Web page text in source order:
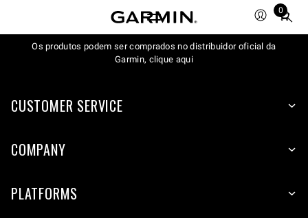
0
Total
items
in
Os produtos podem ser comprados no distribuidor oficial da
Garmin, clique aqui
CUSTOMER SERVICE
COMPANY
PLATFORMS